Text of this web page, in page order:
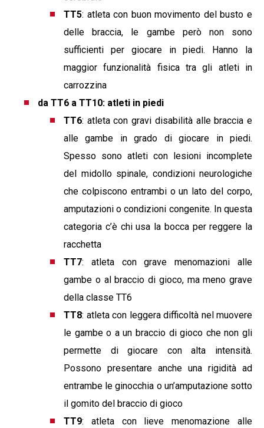
TT5: atleta con buon movimento del busto e
delle braccia, le gambe però non sono
sufficienti per giocare in piedi. Hanno la
maggior funzionalità fisica tra gli atleti in
carrozzina
da TT6 a TT10: atleti in piedi
TT6: atleta con gravi disabilità alle braccia e
alle gambe in grado di giocare in piedi.
Spesso sono atleti con lesioni incomplete
del midollo spinale, condizioni neurologiche
che colpiscono entrambi o un lato del corpo,
amputazioni o condizioni congenite. In questa
categoria c’è chi usa la bocca per reggere la
racchetta
TT7: atleta con grave menomazioni alle
gambe o al braccio di gioco, ma meno grave
della classe TT6
TT8: atleta con leggera difficoltà nel muovere
le gambe o a un braccio di gioco che non gli
permette di giocare con alta intensità.
Possono presentare anche una rigidità ad
entrambe le ginocchia o un’amputazione sotto
il gomito del braccio di gioco
TT9: atleta con lieve menomazione alle